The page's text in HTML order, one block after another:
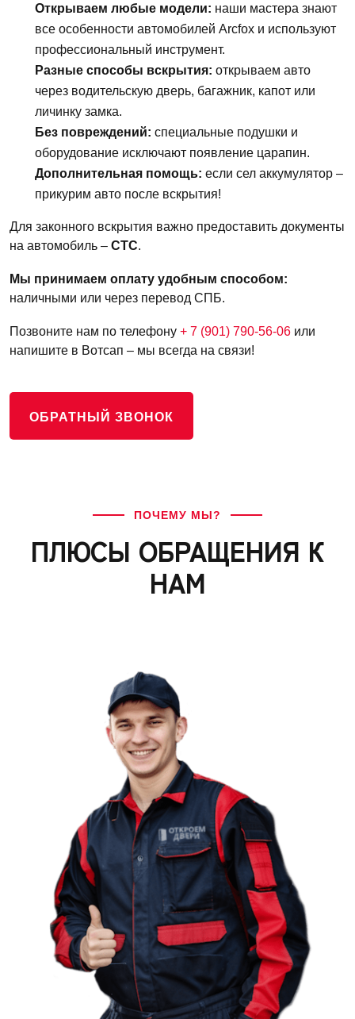
Открываем любые модели: наши мастера знают
все особенности автомобилей Arcfox и используют
профессиональный инструмент.
Разные способы вскрытия: открываем авто
через водительскую дверь, багажник, капот или
личинку замка.
Без повреждений: специальные подушки и
оборудование исключают появление царапин.
Дополнительная помощь: если сел аккумулятор –
прикурим авто после вскрытия!
Для законного вскрытия важно предоставить документы
на автомобиль – СТС.
Мы принимаем оплату удобным способом:
наличными или через перевод СПБ.
Позвоните нам по телефону + 7 (901) 790-56-06 или
напишите в Вотсап – мы всегда на связи!
ОБРАТНЫЙ ЗВОНОК
ПОЧЕМУ МЫ?
ПЛЮСЫ ОБРАЩЕНИЯ К
НАМ